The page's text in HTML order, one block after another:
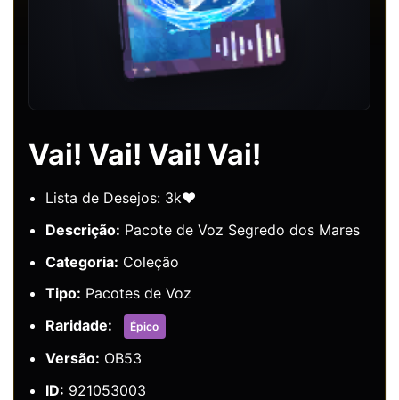
Vai! Vai! Vai! Vai!
Lista de Desejos: 3k❤️
Descrição: Pacote de Voz Segredo dos Mares
Categoria: Coleção
Tipo: Pacotes de Voz
Raridade:
Épico
Versão: OB53
ID: 921053003